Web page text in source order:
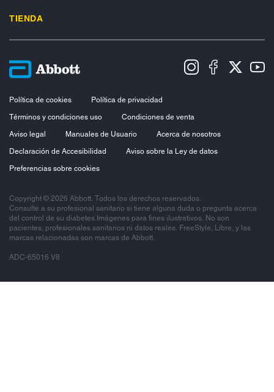
TIENDA
Política de cookies
Política de privacidad
Términos y condiciones uso
Condiciones de venta
Aviso legal
Manuales de Usuario
Acerca de nosotros
Declaración de Accesibilidad
Aviso sobre la Ley de datos
Preferencias sobre cookies
Copyright © 2026 Abbott. Todos los derechos reservados.
Consulte a su profesional sanitario si tiene alguna duda o pregunta acerca
del control de su diabetes.Imágenes para fines ilustrativos. No son
pacientes, profesionales sanitarios ni datos reales. FreeStyle, Libre, y las
marcas relacionadas son marcas de Abbott.
ADC-65016 V8